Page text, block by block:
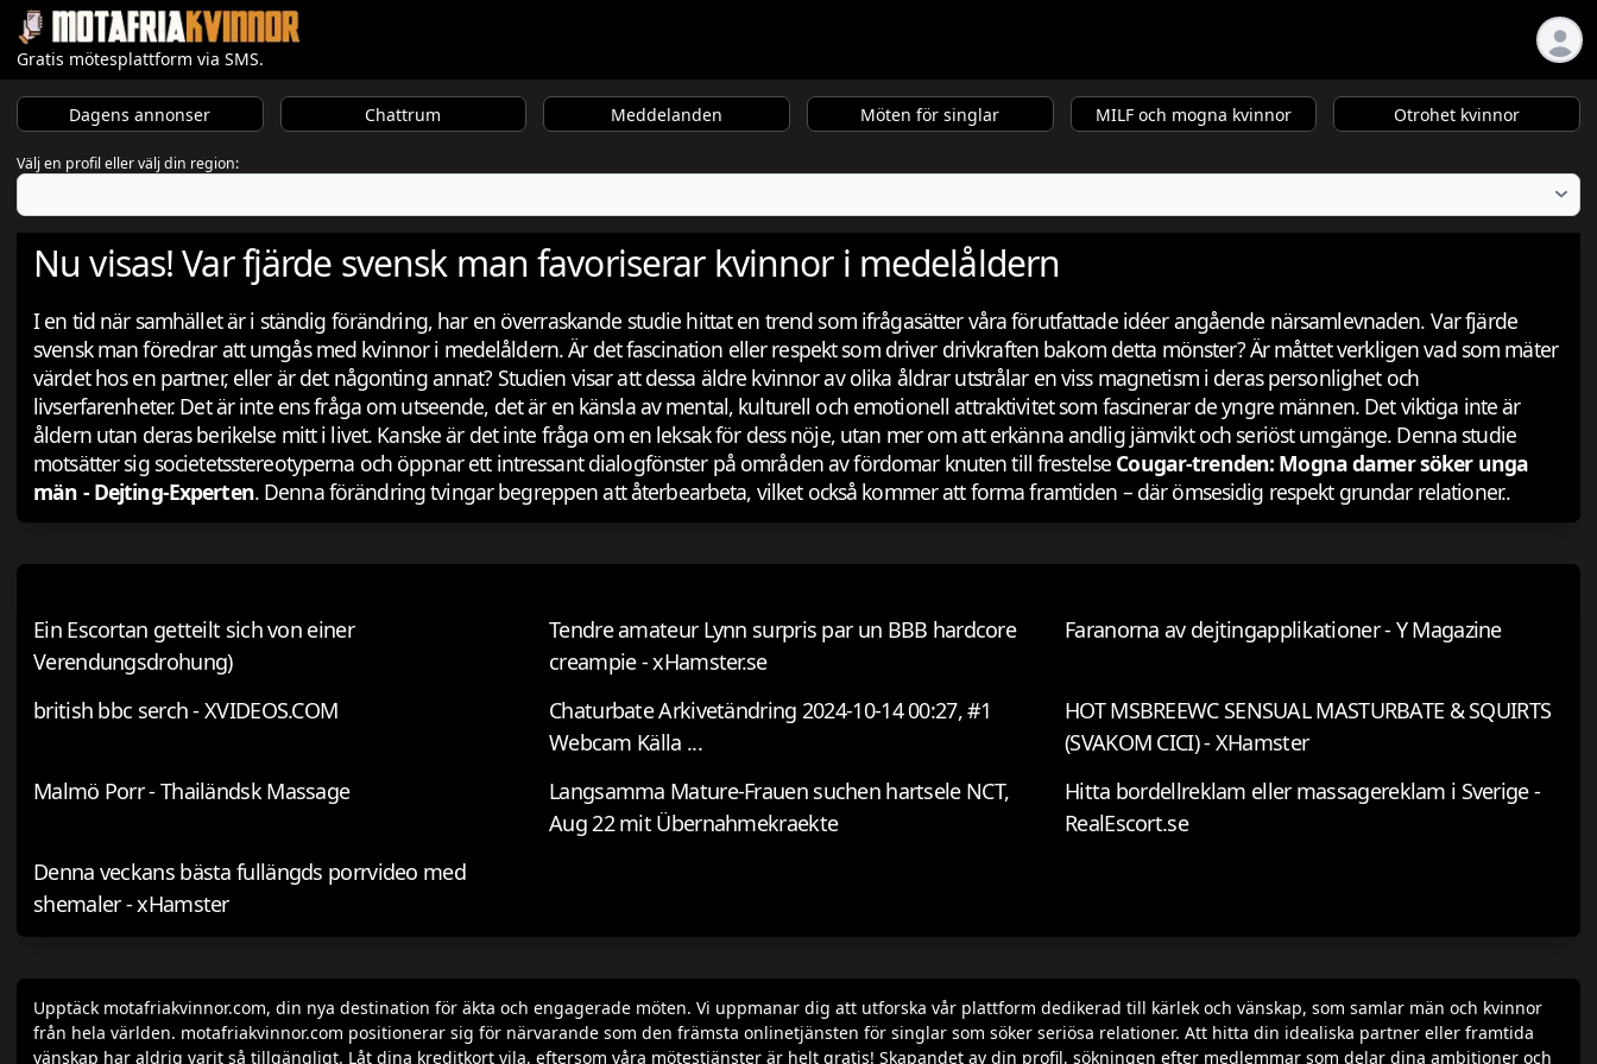
Gratis mötesplattform via SMS.
Dagens annonser Chattrum Meddelanden Möten för singlar MILF och mogna kvinnor Otrohet kvinnor
Välj en profil eller välj din region:
Nu visas! Var fjärde svensk man favoriserar kvinnor i medelåldern
I en tid när samhället är i ständig förändring, har en överraskande studie hittat en trend som ifrågasätter våra förutfattade idéer angående närsamlevnaden. Var fjärde
svensk man föredrar att umgås med kvinnor i medelåldern. Är det fascination eller respekt som driver drivkraften bakom detta mönster? Är måttet verkligen vad som mäter
värdet hos en partner, eller är det någonting annat? Studien visar att dessa äldre kvinnor av olika åldrar utstrålar en viss magnetism i deras personlighet och
livserfarenheter. Det är inte ens fråga om utseende, det är en känsla av mental, kulturell och emotionell attraktivitet som fascinerar de yngre männen. Det viktiga inte är
åldern utan deras berikelse mitt i livet. Kanske är det inte fråga om en leksak för dess nöje, utan mer om att erkänna andlig jämvikt och seriöst umgänge. Denna studie
motsätter sig societetsstereotyperna och öppnar ett intressant dialogfönster på områden av fördomar knuten till frestelse Cougar-trenden: Mogna damer söker unga
män - Dejting-Experten. Denna förändring tvingar begreppen att återbearbeta, vilket också kommer att forma framtiden – där ömsesidig respekt grundar relationer..
Ein Escortan getteilt sich von einer
Verendungsdrohung)
Tendre amateur Lynn surpris par un BBB hardcore
creampie - xHamster.se
Faranorna av dejtingapplikationer - Y Magazine
british bbc serch - XVIDEOS.COM
Chaturbate Arkivetändring 2024-10-14 00:27, #1
Webcam Källa ...
HOT MSBREEWC SENSUAL MASTURBATE & SQUIRTS
(SVAKOM CICI) - XHamster
Malmö Porr - Thailändsk Massage
Langsamma Mature-Frauen suchen hartsele NCT,
Aug 22 mit Übernahmekraekte
Hitta bordellreklam eller massagereklam i Sverige -
RealEscort.se
Denna veckans bästa fullängds porrvideo med
shemaler - xHamster
Upptäck motafriakvinnor.com, din nya destination för äkta och engagerade möten. Vi uppmanar dig att utforska vår plattform dedikerad till kärlek och vänskap, som samlar män och kvinnor
från hela världen. motafriakvinnor.com positionerar sig för närvarande som den främsta onlinetjänsten för singlar som söker seriösa relationer. Att hitta din idealiska partner eller framtida
vänskap har aldrig varit så tillgängligt. Låt dina kreditkort vila, eftersom våra mötestjänster är helt gratis! Skapandet av din profil, sökningen efter medlemmar som delar dina ambitioner och